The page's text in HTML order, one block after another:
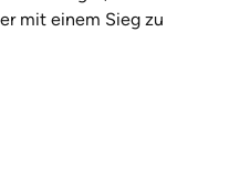
mit einem Sieg zu